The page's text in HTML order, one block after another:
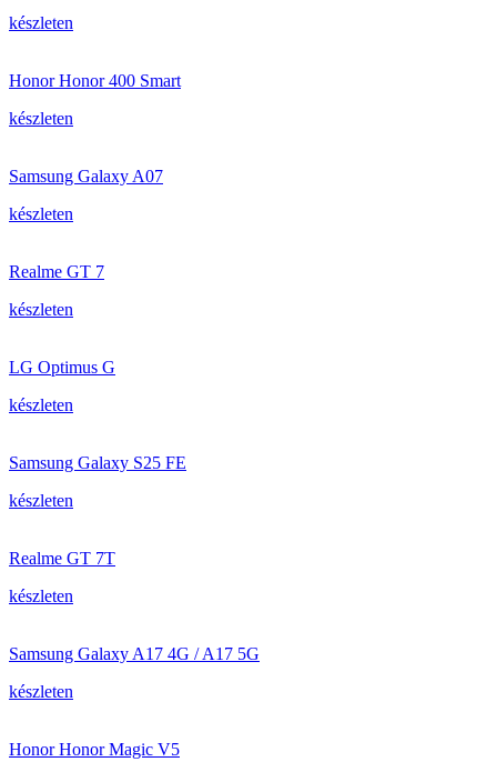
készleten
Honor Honor 400 Smart
készleten
Samsung Galaxy A07
készleten
Realme GT 7
készleten
LG Optimus G
készleten
Samsung Galaxy S25 FE
készleten
Realme GT 7T
készleten
Samsung Galaxy A17 4G / A17 5G
készleten
Honor Honor Magic V5